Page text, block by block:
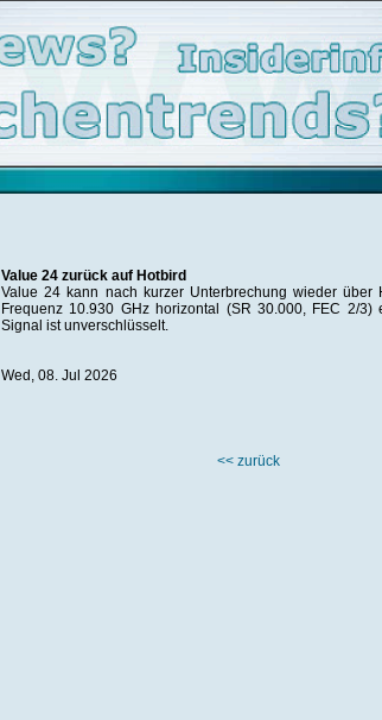
Value 24 zurück auf Hotbird
Value 24 kann nach kurzer Unterbrechung wieder über
Frequenz 10.930 GHz horizontal (SR 30.000, FEC 2/3)
Signal ist unverschlüsselt.
Wed, 08. Jul 2026
<< zurück